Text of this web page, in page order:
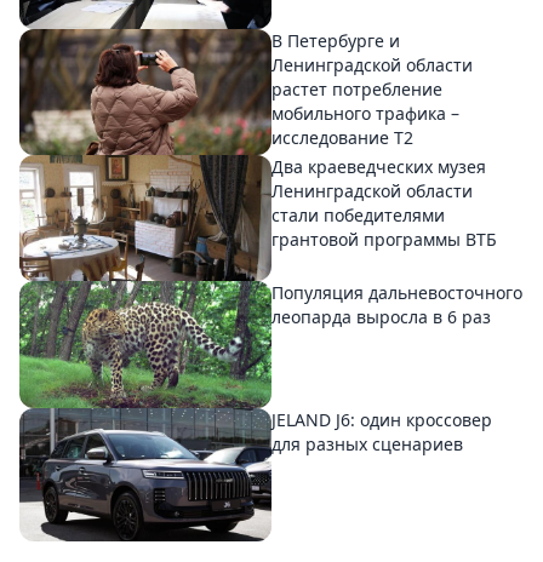
В Петербурге и
Ленинградской области
растет потребление
мобильного трафика –
исследование T2
Два краеведческих музея
Ленинградской области
стали победителями
грантовой программы ВТБ
Популяция дальневосточного
леопарда выросла в 6 раз
JELAND J6: один кроссовер
для разных сценариев